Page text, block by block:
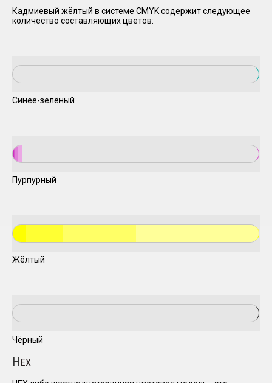
Кадмиевый жёлтый в системе CMYK содержит следующее
количество составляющих цветов:
Синее-зелёный
Пурпурный
Жёлтый
Чёрный
HEX